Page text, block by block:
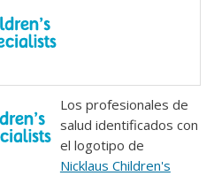
Los profesionales de
salud identificados con
el logotipo de
Nicklaus Children's